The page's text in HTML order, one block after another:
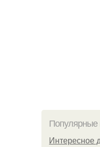
Популярные
Интересное